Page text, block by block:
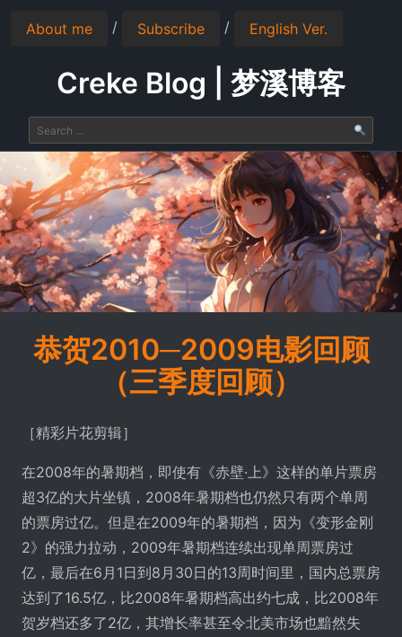
About me / Subscribe / English Ver.
Creke Blog | 梦溪博客
恭贺2010─2009电影回顾
（三季度回顾）
［精彩片花剪辑］
在2008年的暑期档，即使有《赤壁·上》这样的单片票房
超3亿的大片坐镇，2008年暑期档也仍然只有两个单周
的票房过亿。但是在2009年的暑期档，因为《变形金刚
2》的强力拉动，2009年暑期档连续出现单周票房过
亿，最后在6月1日到8月30日的13周时间里，国内总票房
达到了16.5亿，比2008年暑期档高出约七成，比2008年
贺岁档还多了2亿，其增长率甚至令北美市场也黯然失